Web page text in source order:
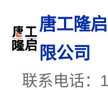
唐工隆
限公司
联系电话：